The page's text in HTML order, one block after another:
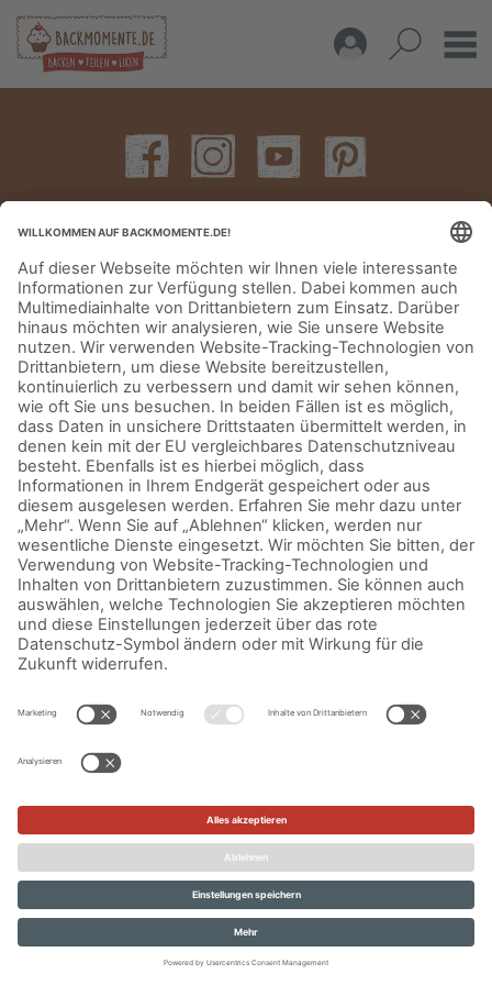
IMPRESSUM DATENSCHUTZERKLÄRUNG AGB KONTAKT
© Aurora Mühlen GmbH - Trettaustraße 49 – D-21107 Hamburg